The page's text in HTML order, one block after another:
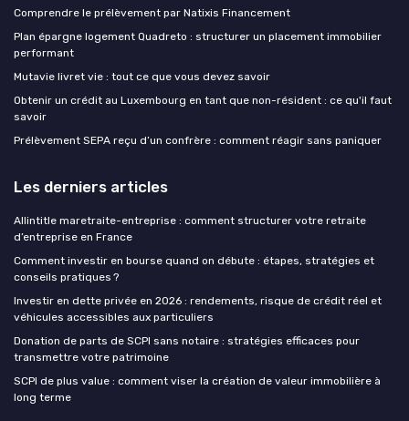
Comprendre le prélèvement par Natixis Financement
Plan épargne logement Quadreto : structurer un placement immobilier
performant
Mutavie livret vie : tout ce que vous devez savoir
Obtenir un crédit au Luxembourg en tant que non-résident : ce qu'il faut
savoir
Prélèvement SEPA reçu d’un confrère : comment réagir sans paniquer
Les derniers articles
Allintitle maretraite-entreprise : comment structurer votre retraite
d’entreprise en France
Comment investir en bourse quand on débute : étapes, stratégies et
conseils pratiques ?
Investir en dette privée en 2026 : rendements, risque de crédit réel et
véhicules accessibles aux particuliers
Donation de parts de SCPI sans notaire : stratégies efficaces pour
transmettre votre patrimoine
SCPI de plus value : comment viser la création de valeur immobilière à
long terme